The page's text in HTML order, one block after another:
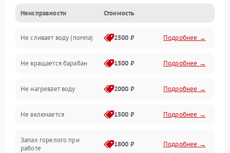
Электропитание
Водоснабжение
Слив
Программное обеспечение
Неисправности Стоимость
Не сливает воду (помпа) 2500 ₽ Подробнее →
Не вращается барабан 1500 ₽ Подробнее →
Не нагревает воду 2000 ₽ Подробнее →
Не включается 1500 ₽ Подробнее →
Запах горелого при
работе
1800 ₽ Подробнее →